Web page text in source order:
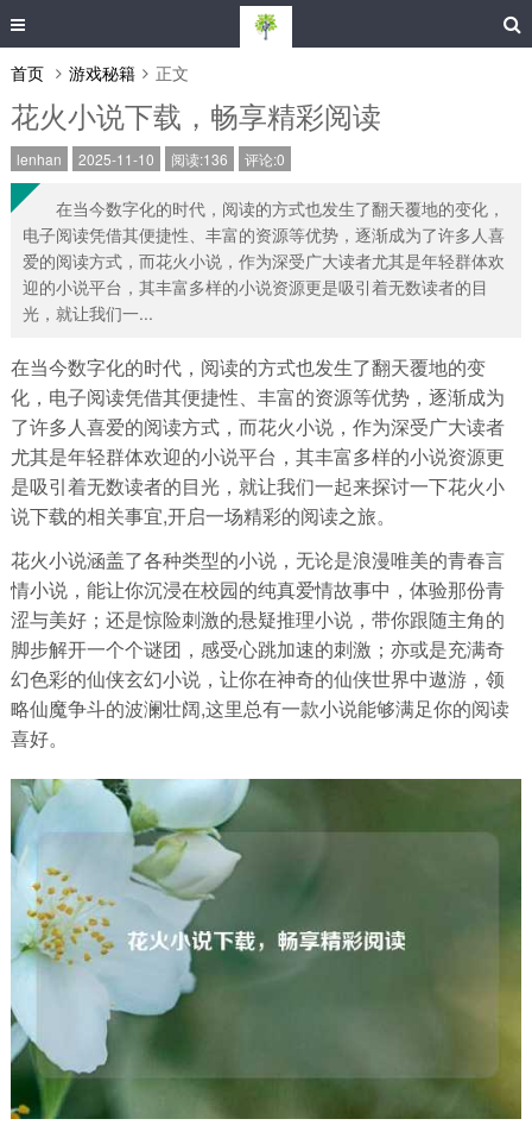
首页 游戏秘籍 正文
花火小说下载，畅享精彩阅读
lenhan 2025-11-10 阅读:136 评论:0
在当今数字化的时代，阅读的方式也发生了翻天覆地的变化，
电子阅读凭借其便捷性、丰富的资源等优势，逐渐成为了许多人喜
爱的阅读方式，而花火小说，作为深受广大读者尤其是年轻群体欢
迎的小说平台，其丰富多样的小说资源更是吸引着无数读者的目
光，就让我们一...
在当今数字化的时代，阅读的方式也发生了翻天覆地的变
化，电子阅读凭借其便捷性、丰富的资源等优势，逐渐成为
了许多人喜爱的阅读方式，而花火小说，作为深受广大读者
尤其是年轻群体欢迎的小说平台，其丰富多样的小说资源更
是吸引着无数读者的目光，就让我们一起来探讨一下花火小
说下载的相关事宜,开启一场精彩的阅读之旅。
花火小说涵盖了各种类型的小说，无论是浪漫唯美的青春言
情小说，能让你沉浸在校园的纯真爱情故事中，体验那份青
涩与美好；还是惊险刺激的悬疑推理小说，带你跟随主角的
脚步解开一个个谜团，感受心跳加速的刺激；亦或是充满奇
幻色彩的仙侠玄幻小说，让你在神奇的仙侠世界中遨游，领
略仙魔争斗的波澜壮阔,这里总有一款小说能够满足你的阅读
喜好。